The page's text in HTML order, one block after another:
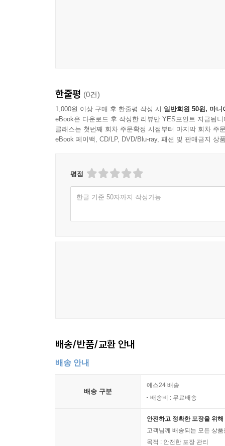
한줄평 (0건)
1,000원 이상 구매 후 한줄평 작성 시 일반회원 50원, 마니
eBook은 다운로드 후 작성한 리뷰만 YES포인트 지급됩니
클래스는 첫번째 회차 주문확정 시점부터 마지막 회차 주
eBook 페이백, CD/LP, DVD/Blu-ray, 패션 및 판매금지 상
평점
한글 기준 50자까지 작성가능
배송/반품/교환 안내
배송 안내
배송 구분
예스24 배송
배송비 : 무료배송
안전하고 정확한 포장을 위
고객님께 배송되는 모든 상
목적 : 안전한 포장 관리